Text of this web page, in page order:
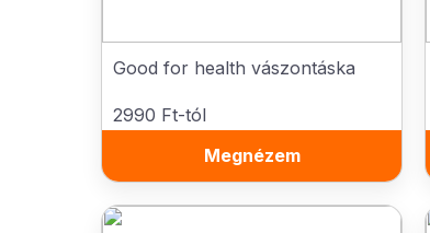
Good for health vászontáska
2990 Ft-tól
Megnézem